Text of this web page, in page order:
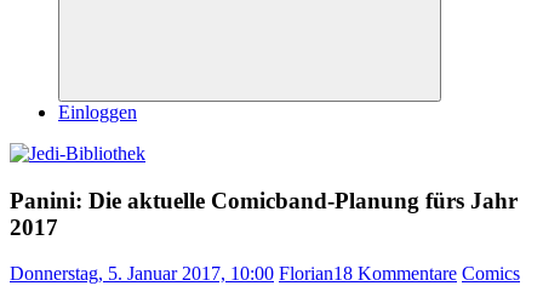
Suchen
Einloggen
Panini: Die aktuelle Comicband-Planung fürs Jahr
2017
Donnerstag, 5. Januar 2017, 10:00 Florian18 Kommentare Comics